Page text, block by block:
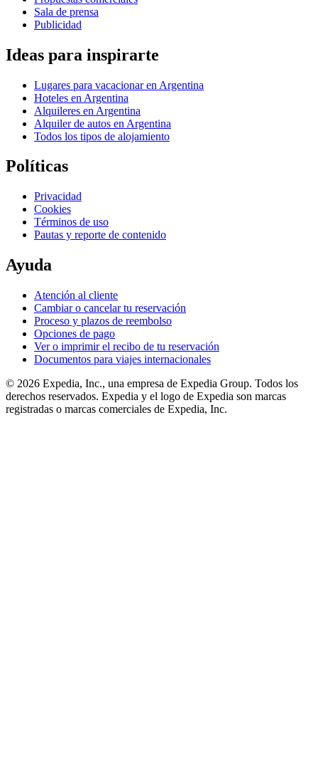
Sala de prensa
Publicidad
Ideas para inspirarte
Lugares para vacacionar en Argentina
Hoteles en Argentina
Alquileres en Argentina
Alquiler de autos en Argentina
Todos los tipos de alojamiento
Políticas
Privacidad
Cookies
Términos de uso
Pautas y reporte de contenido
Ayuda
Atención al cliente
Cambiar o cancelar tu reservación
Proceso y plazos de reembolso
Opciones de pago
Ver o imprimir el recibo de tu reservación
Documentos para viajes internacionales
© 2026 Expedia, Inc., una empresa de Expedia Group. Todos los
derechos reservados. Expedia y el logo de Expedia son marcas
registradas o marcas comerciales de Expedia, Inc.